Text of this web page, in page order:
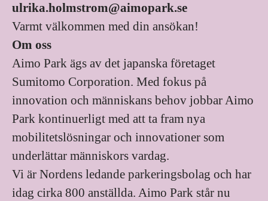
ulrika.holmstrom@aimopark.se
Varmt välkommen med din ansökan!
Om oss
Aimo Park ägs av det japanska företaget
Sumitomo Corporation. Med fokus på
innovation och människans behov jobbar Aimo
Park kontinuerligt med att ta fram nya
mobilitetslösningar och innovationer som
underlättar människors vardag.
Vi är Nordens ledande parkeringsbolag och har
idag cirka 800 anställda. Aimo Park står nu